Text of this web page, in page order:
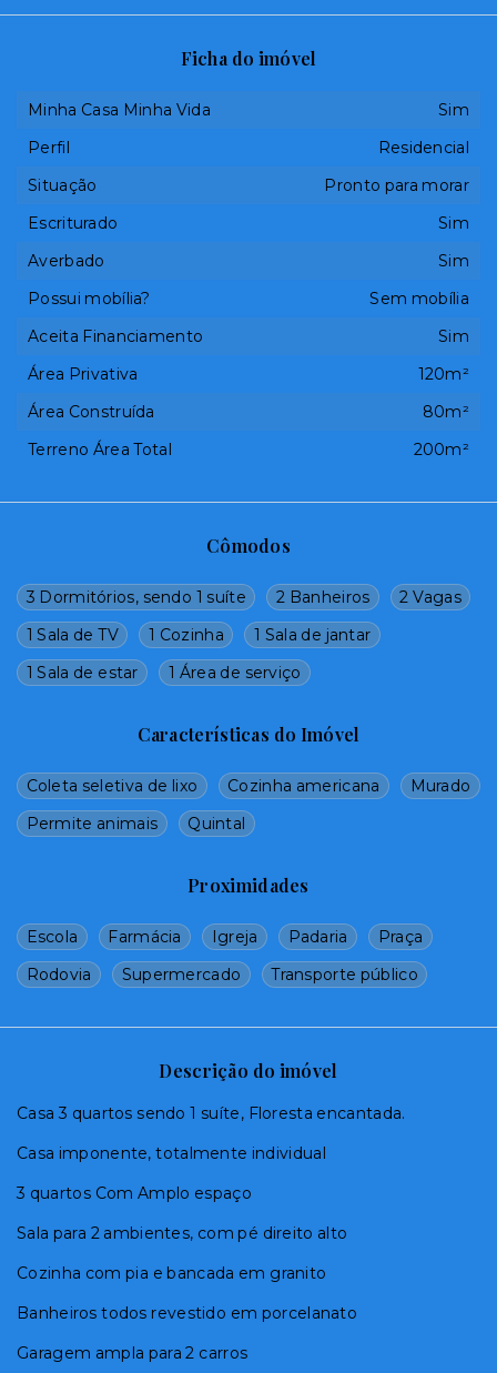
Cômodos
3 Dormitórios, sendo 1 suíte 2 Banheiros
2 Vagas
1 Sala de TV
1 Cozinha
1 Sala de jantar
1 Sala de estar
1 Área de serviço
Características do Imóvel
Coleta seletiva de lixo Cozinha americana
Murado
Permite animais
Quintal
Proximidades
Escola Farmácia Igreja Padaria
Praça
Rodovia
Supermercado Transporte público
Descrição do imóvel
Casa 3 quartos sendo 1 suíte, Floresta encantada.
Casa imponente, totalmente individual
3 quartos Com Amplo espaço
Sala para 2 ambientes, com pé direito alto
Cozinha com pia e bancada em granito
Banheiros todos revestido em porcelanato
Garagem ampla para 2 carros
Ficha do imóvel
Minha Casa Minha Vida
Sim
Perfil
Residencial
Situação
Pronto para morar
Escriturado
Sim
Averbado
Sim
Possui mobília?
Sem mobília
Aceita Financiamento
Sim
Área Privativa
120m²
Área Construída
80m²
Terreno Área Total
200m²